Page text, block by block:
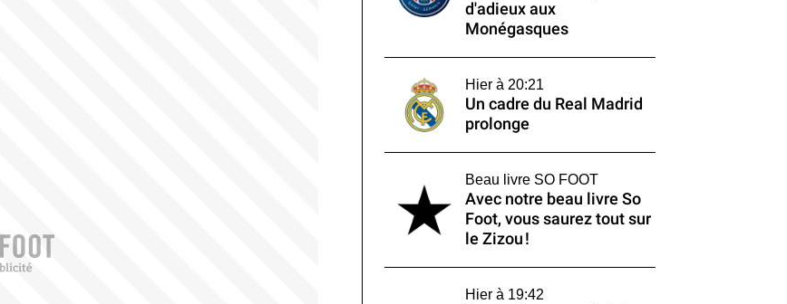
d'adieux aux
Monégasques
Hier à 20:21
Un cadre du Real Madrid
prolonge
Beau livre SO FOOT
Avec notre beau livre So
Foot, vous saurez tout sur
le Zizou !
Hier à 19:42